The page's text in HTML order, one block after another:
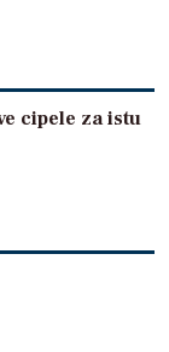
cipele za istu